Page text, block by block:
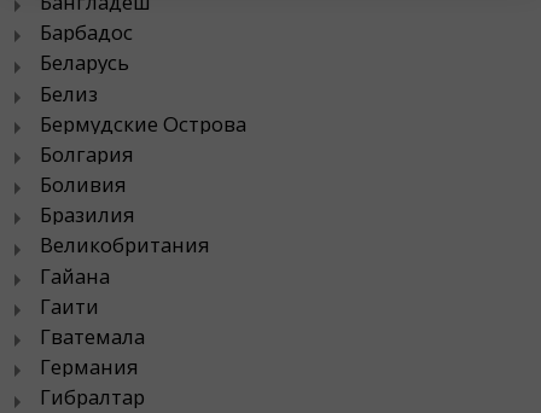
Барбадос
Беларусь
Белиз
Бермудские Острова
Болгария
Боливия
Бразилия
Великобритания
Гайана
Гаити
Гватемала
Германия
Гибралтар